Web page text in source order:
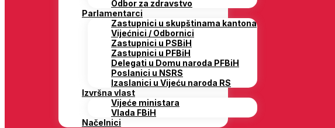
Odbor za zdravstvo
Parlamentarci
Zastupnici u skupštinama kantona
Vijećnici / Odbornici
Zastupnici u PSBiH
Zastupnici u PFBiH
Delegati u Domu naroda PFBiH
Poslanici u NSRS
Izaslanici u Vijeću naroda RS
Izvršna vlast
Vijeće ministara
Vlada FBiH
Načelnici